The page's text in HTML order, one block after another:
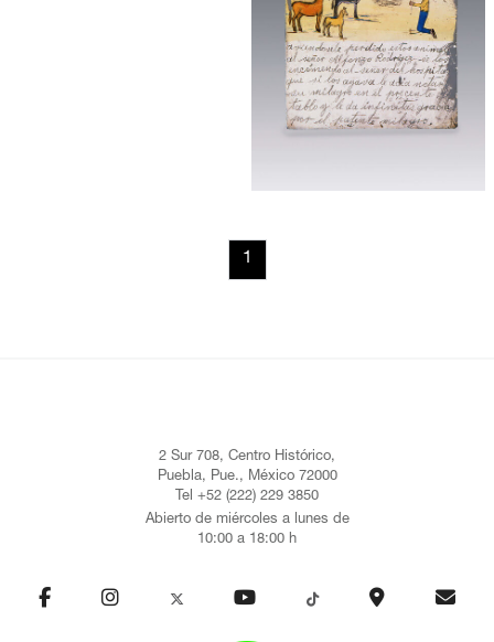
1
2 Sur 708, Centro Histórico,
Puebla, Pue., México 72000
Tel +52 (222) 229 3850
Abierto de miércoles a lunes de
10:00 a 18:00 h